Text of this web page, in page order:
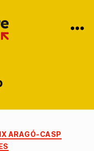
ARAGÓ-CASP